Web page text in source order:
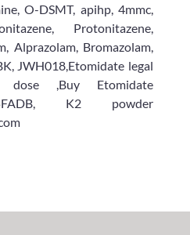
O-DSMT, apihp, 4mmc,
Protonitazene,
Alprazolam, Bromazolam,
JWH018,Etomidate legal
,Buy Etomidate
K2 powder